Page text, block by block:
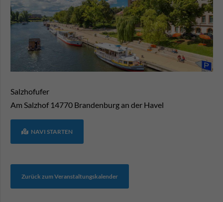
Salzhofufer
Am Salzhof 14770 Brandenburg an der Havel
NAVI STARTEN
Zurück zum Veranstaltungskalender